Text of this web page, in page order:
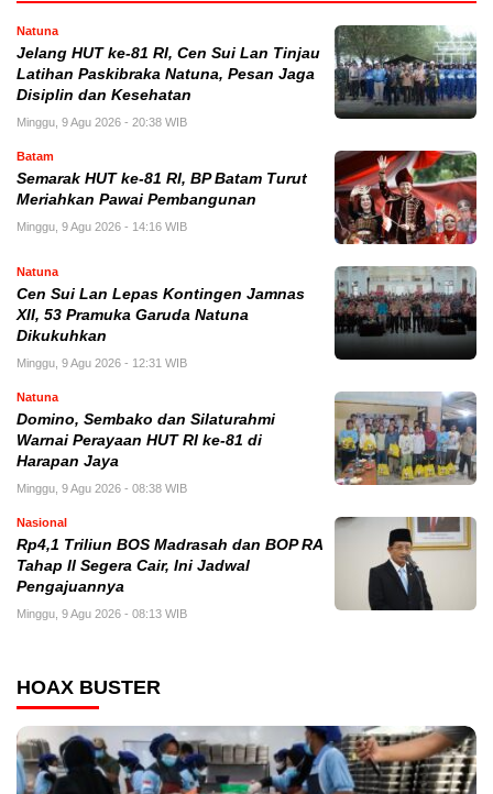
Natuna
Jelang HUT ke-81 RI, Cen Sui Lan Tinjau
Latihan Paskibraka Natuna, Pesan Jaga
Disiplin dan Kesehatan
Minggu, 9 Agu 2026 - 20:38 WIB
Batam
Semarak HUT ke-81 RI, BP Batam Turut
Meriahkan Pawai Pembangunan
Minggu, 9 Agu 2026 - 14:16 WIB
Natuna
Cen Sui Lan Lepas Kontingen Jamnas
XII, 53 Pramuka Garuda Natuna
Dikukuhkan
Minggu, 9 Agu 2026 - 12:31 WIB
Natuna
Domino, Sembako dan Silaturahmi
Warnai Perayaan HUT RI ke-81 di
Harapan Jaya
Minggu, 9 Agu 2026 - 08:38 WIB
Nasional
Rp4,1 Triliun BOS Madrasah dan BOP RA
Tahap II Segera Cair, Ini Jadwal
Pengajuannya
Minggu, 9 Agu 2026 - 08:13 WIB
HOAX BUSTER